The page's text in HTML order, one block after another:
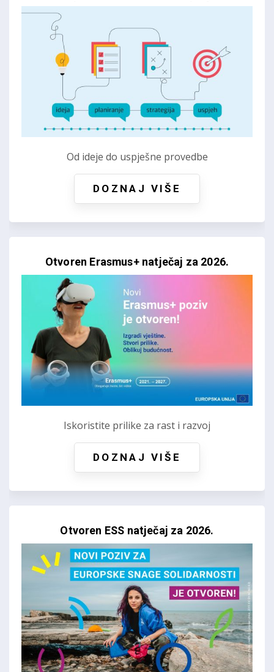
Od ideje do uspješne provedbe
DOZNAJ VIŠE
Otvoren Erasmus+ natječaj za 2026.
Iskoristite prilike za rast i razvoj
DOZNAJ VIŠE
Otvoren ESS natječaj za 2026.